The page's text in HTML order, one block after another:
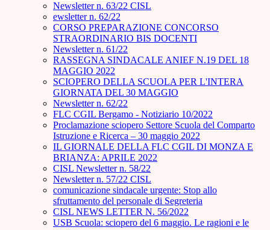
Newsletter n. 63/22 CISL
ewsletter n. 62/22
CORSO PREPARAZIONE CONCORSO
STRAORDINARIO BIS DOCENTI
Newsletter n. 61/22
RASSEGNA SINDACALE ANIEF N.19 DEL 18
MAGGIO 2022
SCIOPERO DELLA SCUOLA PER L'INTERA
GIORNATA DEL 30 MAGGIO
Newsletter n. 62/22
FLC CGIL Bergamo - Notiziario 10/2022
Proclamazione sciopero Settore Scuola del Comparto
Istruzione e Ricerca – 30 maggio 2022
IL GIORNALE DELLA FLC CGIL DI MONZA E
BRIANZA: APRILE 2022
CISL Newsletter n. 58/22
Newsletter n. 57/22 CISL
comunicazione sindacale urgente: Stop allo
sfruttamento del personale di Segreteria
CISL NEWS LETTER N. 56/2022
USB Scuola: sciopero del 6 maggio. Le ragioni e le